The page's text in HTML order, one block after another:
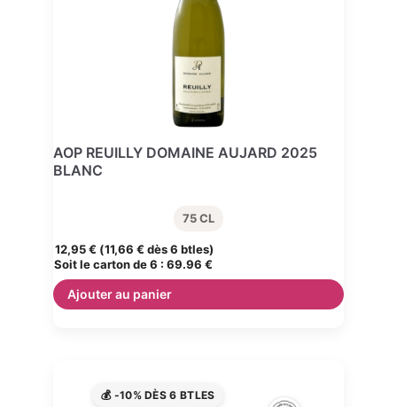
AOP REUILLY DOMAINE AUJARD 2025
BLANC
75 CL
12,95€ (11,66 € dès 6 btles)
Soit le carton de 6 : 69.96 €
Ajouter au panier
💰 -10% DÈS 6 BTLES